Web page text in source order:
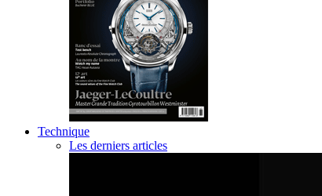
Technique
Les derniers articles